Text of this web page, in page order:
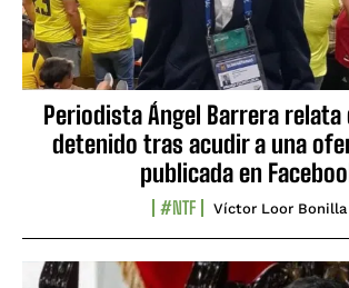
Periodista Ángel Barrera relata
detenido tras acudir a una
publicada en
#NTF Víctor Loor Bonilla